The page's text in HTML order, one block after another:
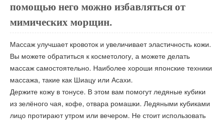
помощью него можно избавляться от
мимических морщин.
Массаж улучшает кровоток и увеличивает эластичность кожи.
Вы можете обратиться к косметологу, а можете делать
массаж самостоятельно. Наиболее хороши японские техники
массажа, такие как Шиацу или Асахи.
Держите кожу в тонусе. В этом вам помогут ледяные кубики
из зелёного чая, кофе, отвара ромашки. Ледяными кубиками
лицо протирают утром или вечером. Не стоит использовать